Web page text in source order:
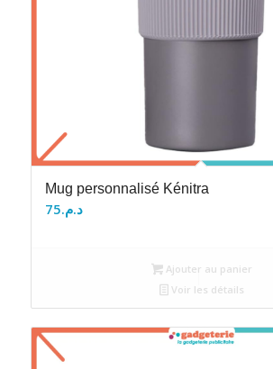
Mug personnalisé Kénitra
د.م.75
Ajouter au panier
Voir les détails